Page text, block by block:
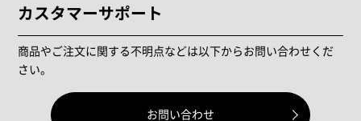
カスタマーサポート
商品やご注文に関する不明点などは以下からお問い合わせくだ
さい。
お問い合わせ